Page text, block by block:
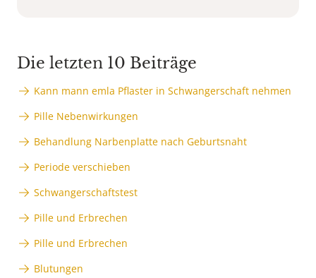
Die letzten 10 Beiträge
Kann mann emla Pflaster in Schwangerschaft nehmen
Pille Nebenwirkungen
Behandlung Narbenplatte nach Geburtsnaht
Periode verschieben
Schwangerschaftstest
Pille und Erbrechen
Pille und Erbrechen
Blutungen